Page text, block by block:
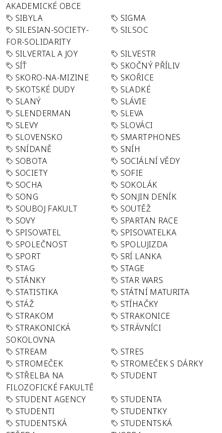
AKADEMICKÉ OBCE
SIBYLA
SIGMA
SILESIAN-SOCIETY-
FOR-SOLIDARITY
SILSOC
SILVERTAL A JOY
SILVESTR
SÍŤ
SKOČNÝ PŘÍLIV
SKORO-NA-MIZINE
SKOŘICE
SKOTSKÉ DUDY
SLADKÉ
SLANÝ
SLÁVIE
SLENDERMAN
SLEVA
SLEVY
SLOVÁCI
SLOVENSKO
SMARTPHONES
SNÍDANĚ
SNÍH
SOBOTA
SOCIÁLNÍ VĚDY
SOCIETY
SOFIE
SOCHA
SOKOLÁK
SONG
SONJIN DENÍK
SOUBOJ FAKULT
SOUTĚŽ
SOVY
SPARTAN RACE
SPISOVATEL
SPISOVATELKA
SPOLEČNOST
SPOLUJIZDA
SPORT
SRÍ LANKA
STAG
STAGE
STÁNKY
STAR WARS
STATISTIKA
STÁTNÍ MATURITA
STÁŽ
STÍHAČKY
STRAKOM
STRAKONICE
STRAKONICKÁ
SOKOLOVNA
STRÁVNÍCI
STREAM
STRES
STROMEČEK
STROMEČEK S DÁRKY
STŘELBA NA
FILOZOFICKÉ FAKULTĚ
STUDENT
STUDENT AGENCY
STUDENTA
STUDENTI
STUDENTKY
STUDENTSKÁ
STUDENTSKÁ